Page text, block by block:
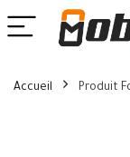
Accueil Produit